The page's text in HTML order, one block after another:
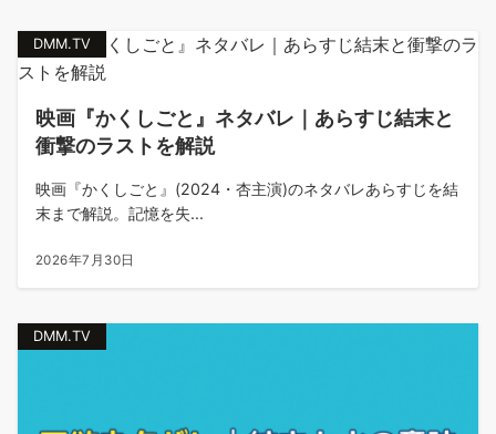
DMM.TV
映画『かくしごと』ネタバレ｜あらすじ結末と
衝撃のラストを解説
映画『かくしごと』(2024・杏主演)のネタバレあらすじを結
末まで解説。記憶を失...
2026年7月30日
DMM.TV